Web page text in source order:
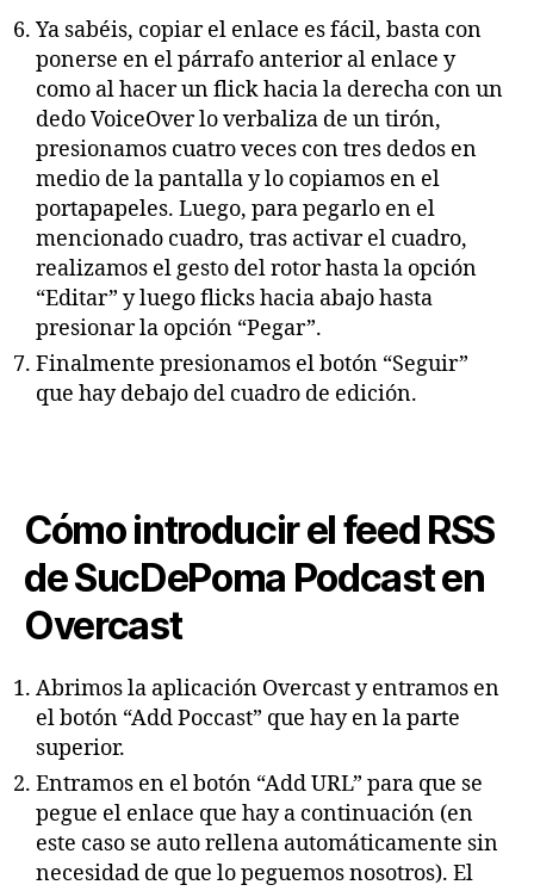
Ya sabéis, copiar el enlace es fácil, basta con
ponerse en el párrafo anterior al enlace y
como al hacer un flick hacia la derecha con un
dedo VoiceOver lo verbaliza de un tirón,
presionamos cuatro veces con tres dedos en
medio de la pantalla y lo copiamos en el
portapapeles. Luego, para pegarlo en el
mencionado cuadro, tras activar el cuadro,
realizamos el gesto del rotor hasta la opción
“Editar” y luego flicks hacia abajo hasta
presionar la opción “Pegar”.
Finalmente presionamos el botón “Seguir”
que hay debajo del cuadro de edición.
Cómo introducir el feed RSS
de SucDePoma Podcast en
Overcast
Abrimos la aplicación Overcast y entramos en
el botón “Add Poccast” que hay en la parte
superior.
Entramos en el botón “Add URL” para que se
pegue el enlace que hay a continuación (en
este caso se auto rellena automáticamente sin
necesidad de que lo peguemos nosotros). El